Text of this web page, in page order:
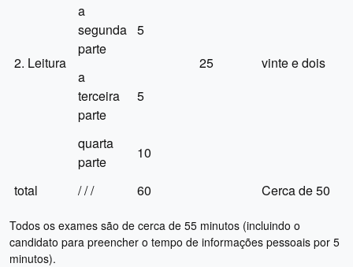
2. Leitura 25 vinte e dois
a
segunda
parte
5
a
terceira
parte
5
quarta
parte
10
total / / / 60 Cerca de 50
Todos os exames são de cerca de 55 minutos (incluindo o
candidato para preencher o tempo de informações pessoais por 5
minutos).